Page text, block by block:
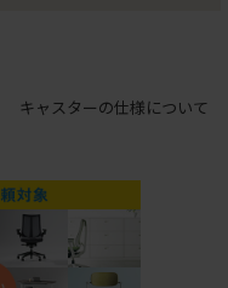
キャスターの仕様について